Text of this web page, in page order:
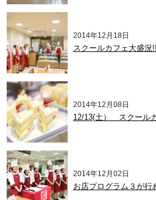
2014年12月18日
スクールカフェ大盛況!!
2014年12月08日
12/13(土） スクール
2014年12月02日
お店プログラム３が行